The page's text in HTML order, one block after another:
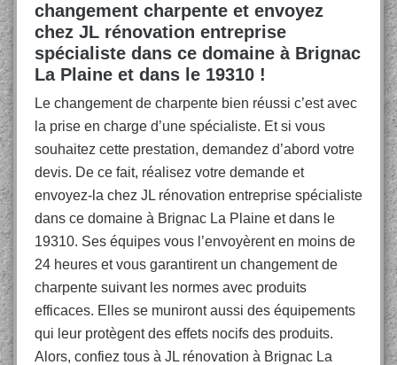
changement charpente et envoyez
chez JL rénovation entreprise
spécialiste dans ce domaine à Brignac
La Plaine et dans le 19310 !
Le changement de charpente bien réussi c’est avec
la prise en charge d’une spécialiste. Et si vous
souhaitez cette prestation, demandez d’abord votre
devis. De ce fait, réalisez votre demande et
envoyez-la chez JL rénovation entreprise spécialiste
dans ce domaine à Brignac La Plaine et dans le
19310. Ses équipes vous l’envoyèrent en moins de
24 heures et vous garantirent un changement de
charpente suivant les normes avec produits
efficaces. Elles se muniront aussi des équipements
qui leur protègent des effets nocifs des produits.
Alors, confiez tous à JL rénovation à Brignac La